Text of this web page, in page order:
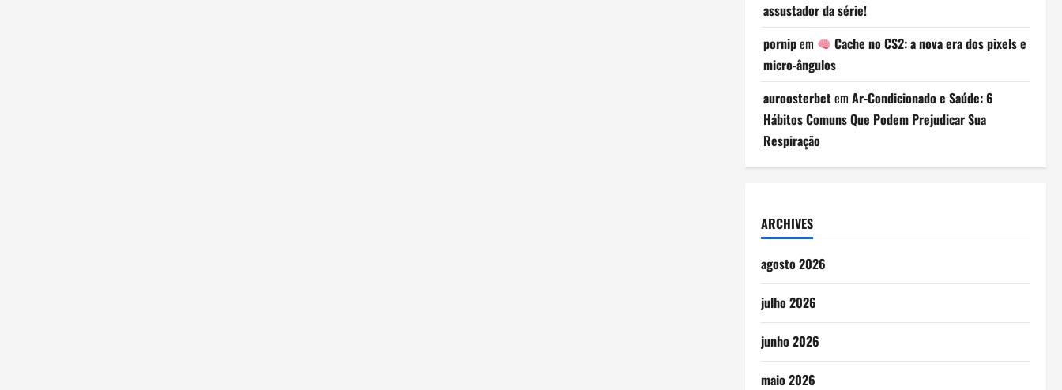
assustador da série!
pornipem
Cache no CS2: a nova era dos pixels e
micro-ângulos
auroosterbetem Ar-Condicionado e Saúde: 6
Hábitos Comuns Que Podem Prejudicar Sua
Respiração
ARCHIVES
agosto 2026
julho 2026
junho 2026
maio 2026